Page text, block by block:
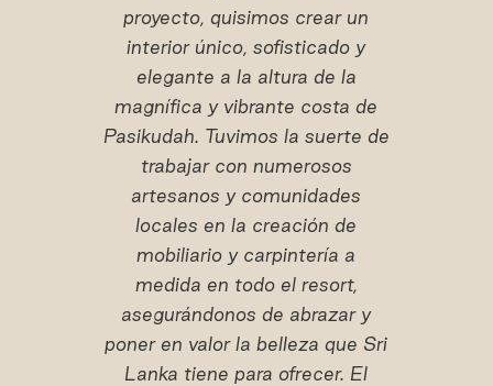
proyecto, quisimos crear un
interior único, sofisticado y
elegante a la altura de la
magnífica y vibrante costa de
Pasikudah. Tuvimos la suerte de
trabajar con numerosos
artesanos y comunidades
locales en la creación de
mobiliario y carpintería a
medida en todo el resort,
asegurándonos de abrazar y
poner en valor la belleza que Sri
Lanka tiene para ofrecer. El